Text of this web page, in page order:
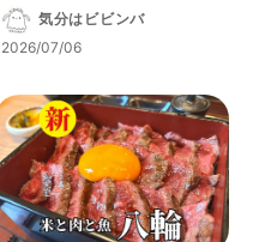
気分はビビンバ
2026/07/06